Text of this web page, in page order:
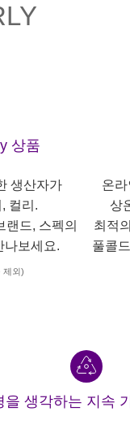
상품
생산자가
컬리.
랜드, 스펙의
나보세요.
제외)
온
상
최적
풀콜
을 생각하는 지속